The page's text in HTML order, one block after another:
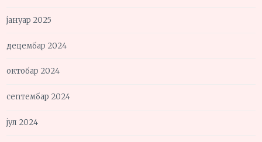
јануар 2025
децембар 2024
октобар 2024
септембар 2024
јул 2024